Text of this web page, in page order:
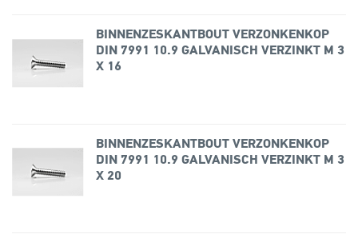
BINNENZESKANTBOUT VERZONKENKOP
DIN 7991 10.9 GALVANISCH VERZINKT M 3
X 16
BINNENZESKANTBOUT VERZONKENKOP
DIN 7991 10.9 GALVANISCH VERZINKT M 3
X 20